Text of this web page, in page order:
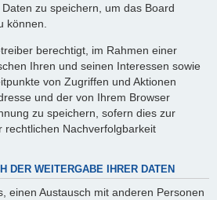
zu speichern, um das Board
können.
berechtigt, im Rahmen einer
Ihren und seinen Interessen sowie
von Zugriffen und Aktionen
und der von Ihrem Browser
zu speichern, sofern dies zur
Nachverfolgbarkeit
DER WEITERGABE IHRER DATEN
einen Austausch mit anderen Personen